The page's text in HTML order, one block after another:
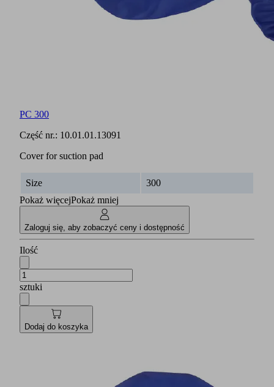
PC 300
Część nr.: 10.01.01.13091
Cover for suction pad
Size
300
Pokaż więcejPokaż mniej
Zaloguj się, aby zobaczyć ceny i dostępność
Ilość
sztuki
Dodaj do koszyka